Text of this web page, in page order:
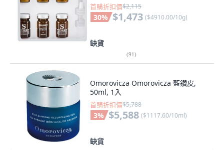
首購折扣價$2,115
30% $1,473 ($4910.00/10g)
缺貨
(91)
Omorovicza Omorovicza 藍鑽皮,
50ml, 1入
首購折扣價$5,788
3% $5,588 ($1117.60/10ml)
缺貨